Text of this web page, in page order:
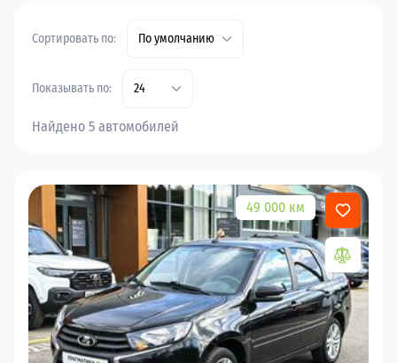
Сортировать по: По умолчанию
Показывать по: 24
Найдено 5 автомобилей
49 000 км